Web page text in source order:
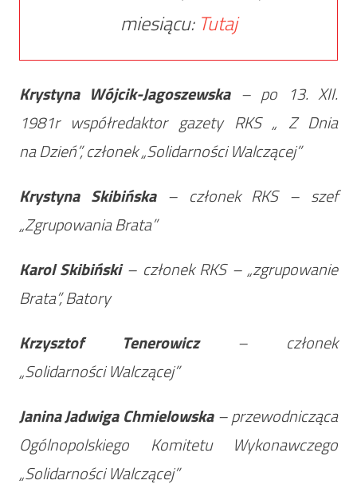
miesiącu: Tutaj
Krystyna Wójcik-Jagoszewska– po 13. XII.
1981r współredaktor gazety RKS „ Z Dnia
na Dzień”, członek „Solidarności Walczącej”
Krystyna Skibińska– członek RKS – szef
„Zgrupowania Brata”
Karol Skibiński– członek RKS – „zgrupowanie
Brata”, Batory
Krzysztof Tenerowicz– członek
„Solidarności Walczącej”
Janina Jadwiga Chmielowska– przewodnicząca
Ogólnopolskiego Komitetu Wykonawczego
„Solidarności Walczącej”